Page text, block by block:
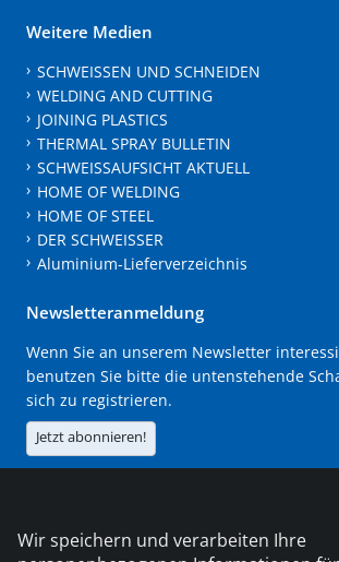
Weitere Medien
SCHWEISSEN UND SCHNEIDEN
WELDING AND CUTTING
JOINING PLASTICS
THERMAL SPRAY BULLETIN
SCHWEISSAUFSICHT AKTUELL
HOME OF WELDING
HOME OF STEEL
DER SCHWEISSER
Aluminium-Lieferverzeichnis
Newsletteranmeldung
Wenn Sie an unserem Newsletter
benutzen Sie bitte die untenstehende
sich zu registrieren.
Jetzt abonnieren!
Die DVS Media GmbH ist ein
Wir speichern und verarbeiten Ihre